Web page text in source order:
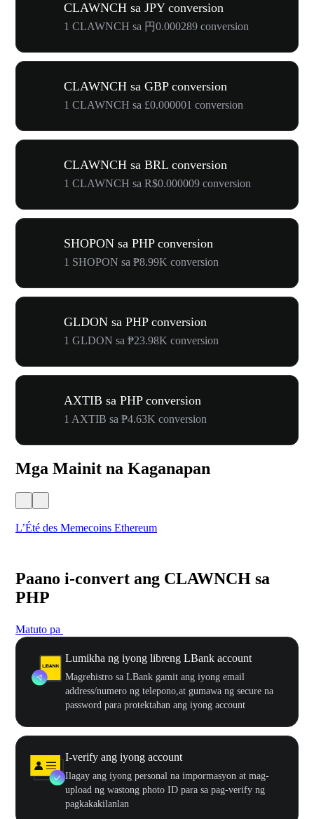
CLAWNCH sa JPY conversion
1 CLAWNCH sa 円0.000289 conversion
CLAWNCH sa GBP conversion
1 CLAWNCH sa £0.000001 conversion
CLAWNCH sa BRL conversion
1 CLAWNCH sa R$0.000009 conversion
SHOPON sa PHP conversion
1 SHOPON sa ₱8.99K conversion
GLDON sa PHP conversion
1 GLDON sa ₱23.98K conversion
AXTIB sa PHP conversion
1 AXTIB sa ₱4.63K conversion
Mga Mainit na Kaganapan
L’Été des Memecoins Ethereum
Paano i-convert ang CLAWNCH sa
PHP
Matuto pa
Lumikha ng iyong libreng LBank account
Magrehistro sa LBank gamit ang iyong email
address/numero ng telepono,at gumawa ng secure na
password para protektahan ang iyong account
I-verify ang iyong account
Ilagay ang iyong personal na impormasyon at mag-
upload ng wastong photo ID para sa pag-verify ng
pagkakakilanlan